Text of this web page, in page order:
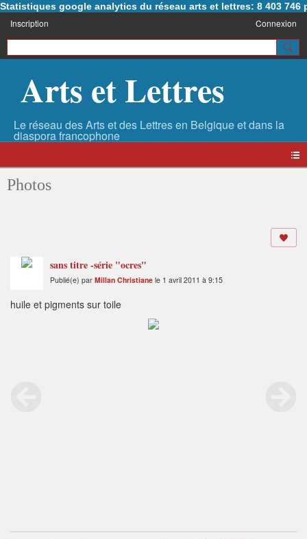
Statistiques google analytics du réseau arts et lettres: 8 403 746
Inscription Connexion
Arts et Lettres
Photos
sans titre -série "ocres"
Publié(e) par Millan Christiane le 1 avril 2011 à 9:15
huile et pigments sur toile